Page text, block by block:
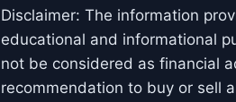
Disclaimer: The information
educational and informational
not be considered as financial
recommendation to buy or sell